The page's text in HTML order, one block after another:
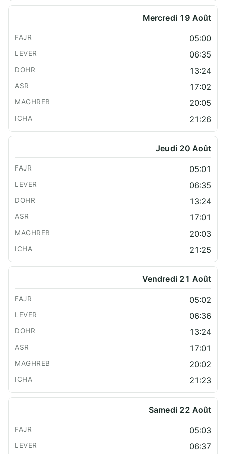
Mercredi 19 Août
05:00
06:35
13:24
17:02
20:05
21:26
Jeudi 20 Août
05:01
06:35
13:24
17:01
20:03
21:25
Vendredi 21 Août
05:02
06:36
13:24
17:01
20:02
21:23
Samedi 22 Août
05:03
06:37